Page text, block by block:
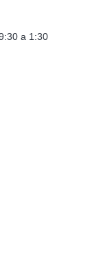
a 1:30